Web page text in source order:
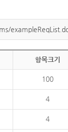
항목크기
100
4
4